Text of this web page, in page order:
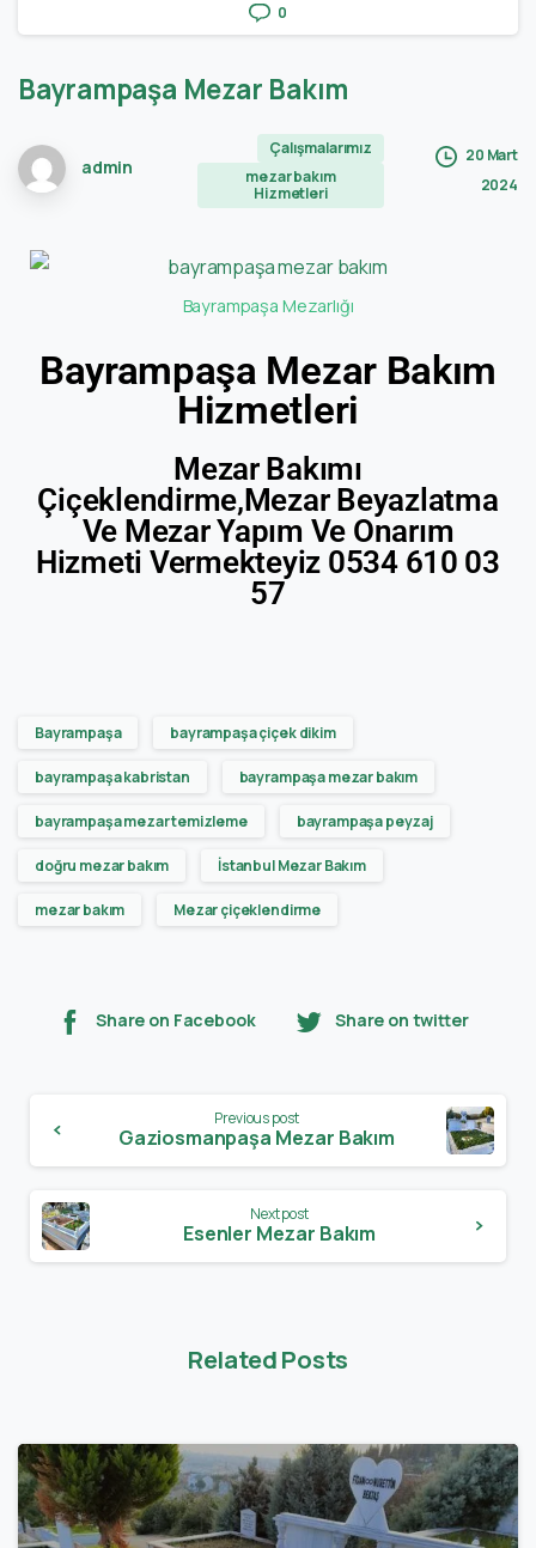
0
Bayrampaşa Mezar Bakım
admin
Çalışmalarımız
mezar bakım
Hizmetleri
20 Mart
2024
Bayrampaşa Mezarlığı
Bayrampaşa Mezar Bakım
Hizmetleri
Mezar Bakımı
Çiçeklendirme,Mezar Beyazlatma
Ve Mezar Yapım Ve Onarım
Hizmeti Vermekteyiz 0534 610 03
57
Bayrampaşa bayrampaşa çiçek dikim
bayrampaşa kabristan bayrampaşa mezar bakım
bayrampaşa mezar temizleme bayrampaşa peyzaj
doğru mezar bakım İstanbul Mezar Bakım
mezar bakım Mezar çiçeklendirme
Share on Facebook Share on twitter
Previous post
Gaziosmanpaşa Mezar Bakım
Next post
Esenler Mezar Bakım
Related Posts
0